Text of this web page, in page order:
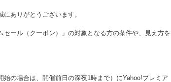
ありがとうございます。
セール（クーポン）」の対象となる方の条件や、見え方を
の場合は、開催前日の深夜1時まで）にYahoo!プレミア